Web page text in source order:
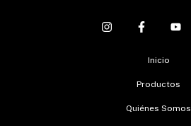
Inicio
Productos
Quiénes Somos